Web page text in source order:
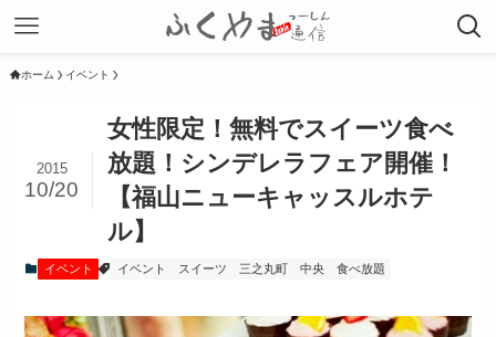
ホーム イベント
女性限定！無料でスイーツ食べ
放題！シンデレラフェア開催！
【福山ニューキャッスルホテ
ル】
2015
10/20
イベント イベント スイーツ 三之丸町 中央 食べ放題